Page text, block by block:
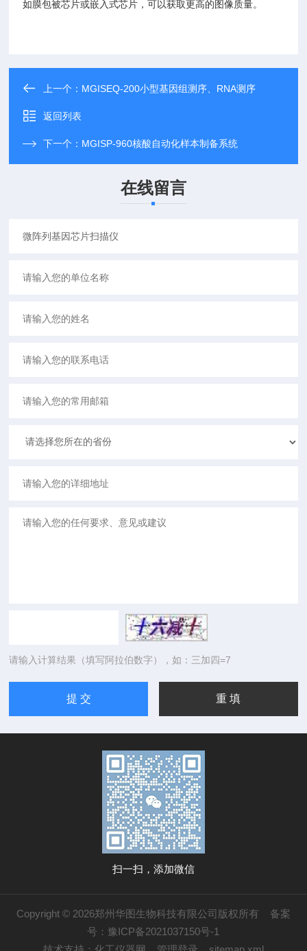
如膜包被芯片或嵌入式芯片，可以获取更高的图像质量。
上一个： MGISEQ-200小型基因组测序、RNA测序
返回列表
下一个： MGISP-960核酸自动化样本制备系统
在线留言
请输入计算结果（填写阿拉伯数字），如：三加四=7
扫一扫，添加微信
Copyright © 2026郑州华图生物科技有限公司版权所有 备案
号：豫ICP备2021037150号-1